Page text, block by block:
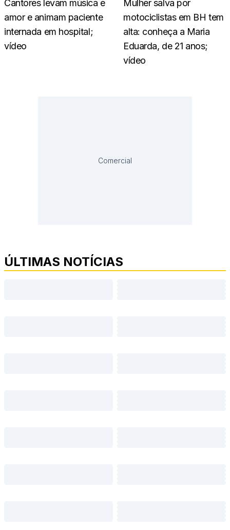
Cantores levam música e
amor e animam paciente
internada em hospital;
vídeo
Mulher salva por
motociclistas em BH tem
alta: conheça a Maria
Eduarda, de 21 anos;
vídeo
Comercial
ÚLTIMAS NOTÍCIAS